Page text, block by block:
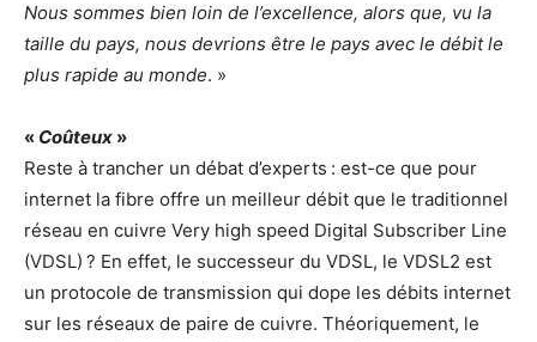
Nous sommes bien loin de l’excellence, alors que, vu la
taille du pays, nous devrions être le pays avec le débit le
plus rapide au monde. »
« Coûteux »
Reste à trancher un débat d’experts : est-ce que pour
internet la fibre offre un meilleur débit que le traditionnel
réseau en cuivre Very high speed Digital Subscriber Line
(VDSL) ? En effet, le successeur du VDSL, le VDSL2 est
un protocole de transmission qui dope les débits internet
sur les réseaux de paire de cuivre. Théoriquement, le